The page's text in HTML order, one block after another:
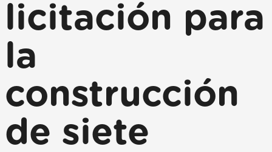
licitación para
la
construcción
de siete